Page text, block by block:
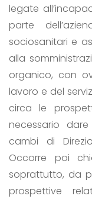
legate
parte
sociosanitari e
alla
organico, con
lavoro e del
circa le
necessario
cambi di
Occorre poi
soprattutto, da
prospettive